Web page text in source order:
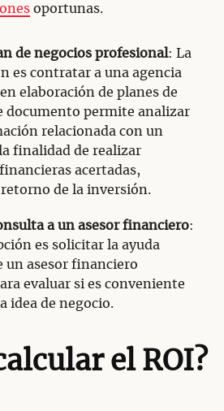
oportunas.
de negocios profesional: La
es contratar a una agencia
elaboración de planes de
documento permite analizar
relacionada con un
finalidad de realizar
acertadas,
de la inversión.
a un asesor financiero:
es solicitar la ayuda
un asesor financiero
evaluar si es conveniente
idea de negocio.
el ROI?